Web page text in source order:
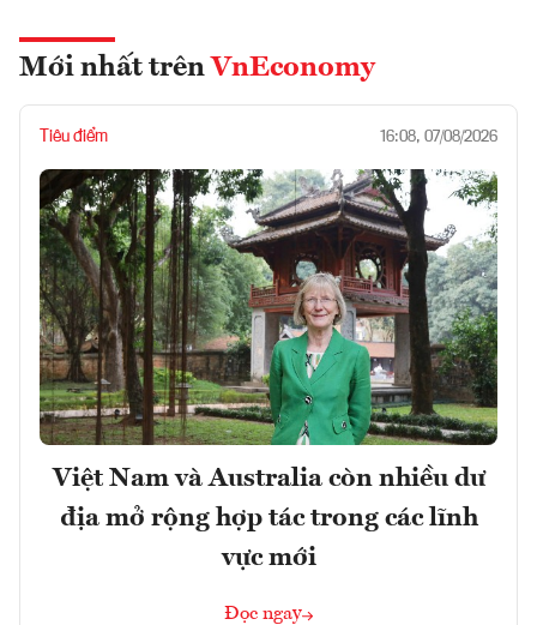
Mới nhất trên VnEconomy
Tiêu điểm 16:08, 07/08/2026
Việt Nam và Australia còn nhiều dư
địa mở rộng hợp tác trong các lĩnh
vực mới
Đọc ngay